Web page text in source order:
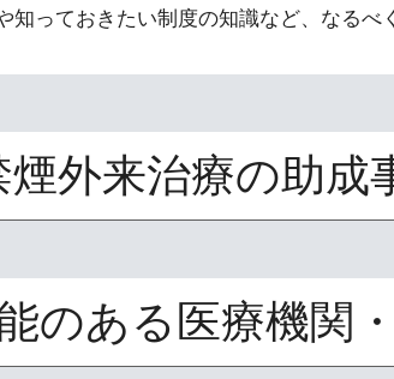
っておきたい制度の知識など、なる
外来治療の助成
のある医療機関